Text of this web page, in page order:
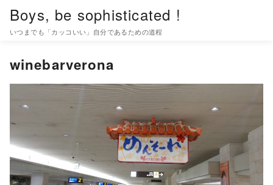
Boys, be sophisticated !
いつまでも「カッコいい」自分であるための道程
winebarverona